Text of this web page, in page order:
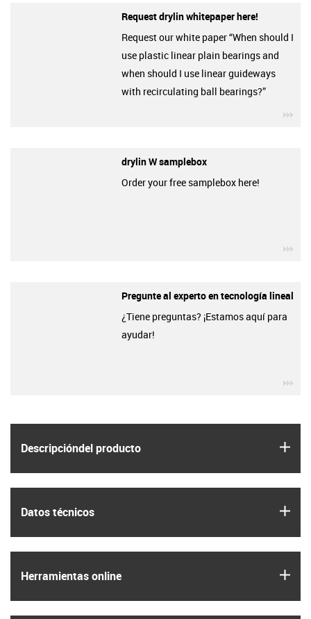
Descripción­del producto
Datos técnicos
Herramientas online
Request drylin whitepaper here!
Request our white paper “When should I
use plastic linear plain bearings and
when should I use linear guideways
with recirculating ball bearings?”
drylin W samplebox
Order your free samplebox here!
Pregunte al experto en tecnología lineal
¿Tiene preguntas? ¡Estamos aquí para
ayudar!